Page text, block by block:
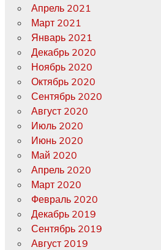
Апрель 2021
Март 2021
Январь 2021
Декабрь 2020
Ноябрь 2020
Октябрь 2020
Сентябрь 2020
Август 2020
Июль 2020
Июнь 2020
Май 2020
Апрель 2020
Март 2020
Февраль 2020
Декабрь 2019
Сентябрь 2019
Август 2019